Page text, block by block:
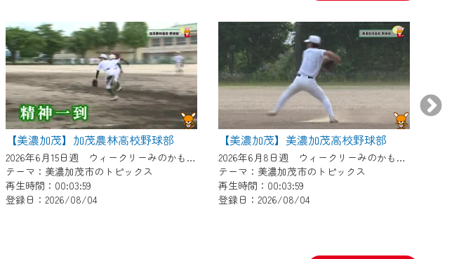
【美濃加茂】加茂農林高校野球部
2026年6月15日週 ウィークリーみのかもにて放送
テーマ：美濃加茂市のトピックス
再生時間：00:03:59
登録日：2026/08/04
【美濃加茂】美濃加茂高校野球部
2026年6月8日週 ウィークリーみのかもにて放送
テーマ：美濃加茂市のトピックス
再生時間：00:03:59
登録日：2026/08/04
ます。